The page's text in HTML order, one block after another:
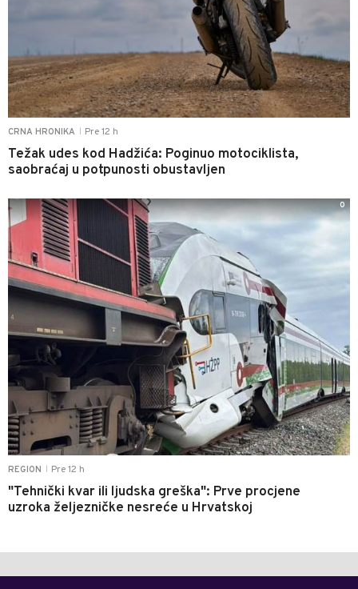
CRNA HRONIKA Pre 12 h
Težak udes kod Hadžića: Poginuo motociklista,
saobraćaj u potpunosti obustavljen
REGION Pre 12 h
"Tehnički kvar ili ljudska greška": Prve procjene
uzroka željezničke nesreće u Hrvatskoj
0